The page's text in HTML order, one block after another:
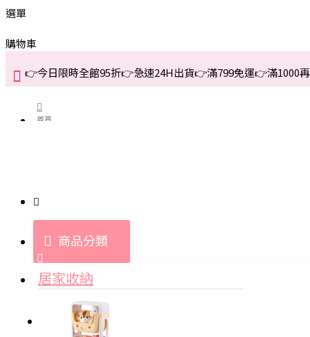
選單
購物車
👉今日限時全館95折👉急速24H出貨👉滿799免運👉滿1000
首頁
商品分類
居家收納
登入